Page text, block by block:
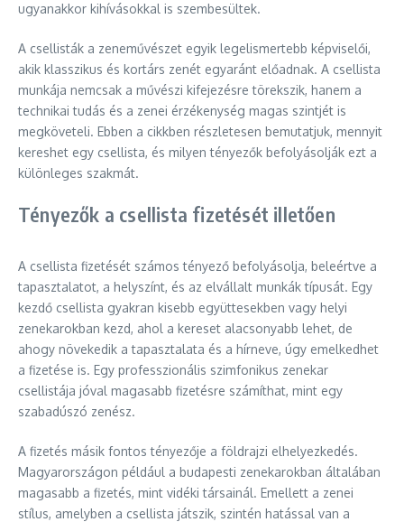
ugyanakkor kihívásokkal is szembesültek.
A csellisták a zeneművészet egyik legelismertebb képviselői,
akik klasszikus és kortárs zenét egyaránt előadnak. A csellista
munkája nemcsak a művészi kifejezésre törekszik, hanem a
technikai tudás és a zenei érzékenység magas szintjét is
megköveteli. Ebben a cikkben részletesen bemutatjuk, mennyit
kereshet egy csellista, és milyen tényezők befolyásolják ezt a
különleges szakmát.
Tényezők a csellista fizetését illetően
A csellista fizetését számos tényező befolyásolja, beleértve a
tapasztalatot, a helyszínt, és az elvállalt munkák típusát. Egy
kezdő csellista gyakran kisebb együttesekben vagy helyi
zenekarokban kezd, ahol a kereset alacsonyabb lehet, de
ahogy növekedik a tapasztalata és a hírneve, úgy emelkedhet
a fizetése is. Egy professzionális szimfonikus zenekar
csellistája jóval magasabb fizetésre számíthat, mint egy
szabadúszó zenész.
A fizetés másik fontos tényezője a földrajzi elhelyezkedés.
Magyarországon például a budapesti zenekarokban általában
magasabb a fizetés, mint vidéki társainál. Emellett a zenei
stílus, amelyben a csellista játszik, szintén hatással van a